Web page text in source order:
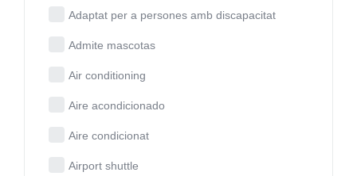
Adaptat per a persones amb discapacitat
Admite mascotas
Air conditioning
Aire acondicionado
Aire condicionat
Airport shuttle